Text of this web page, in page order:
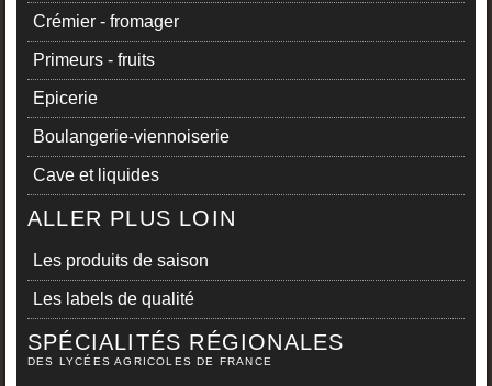
Crémier - fromager
Primeurs - fruits
Epicerie
Boulangerie-viennoiserie
Cave et liquides
ALLER PLUS LOIN
Les produits de saison
Les labels de qualité
SPÉCIALITÉS RÉGIONALES
DES LYCÉES AGRICOLES DE FRANCE